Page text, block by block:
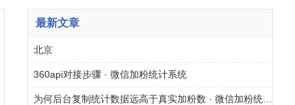
最新文章
北京
360api对接步骤 · 微信加粉统计系统
为何后台复制统计数据远高于真实加粉数 · 微信加粉统计系统